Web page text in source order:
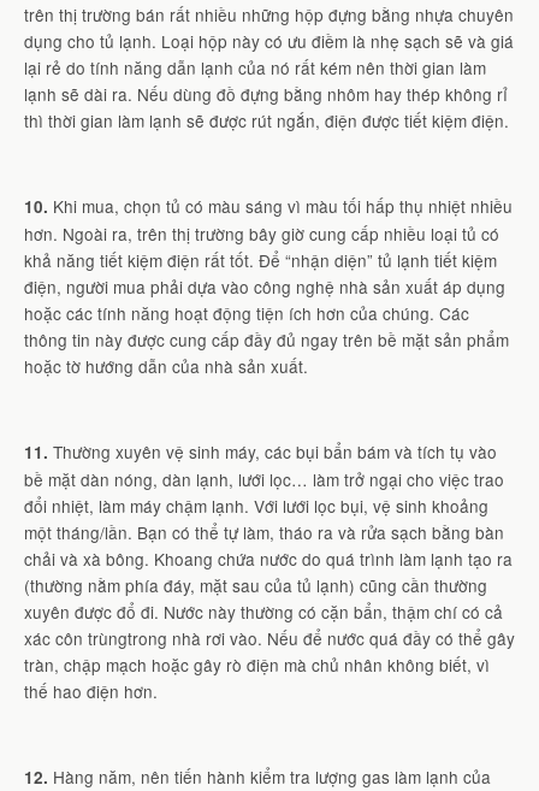
trên thị trường bán rất nhiều những hộp đựng bằng nhựa chuyên
dụng cho tủ lạnh. Loại hộp này có ưu điềm là nhẹ sạch sẽ và giá
lại rẻ do tính năng dẫn lạnh của nó rất kém nên thời gian làm
lạnh sẽ dài ra. Nếu dùng đồ đựng bằng nhôm hay thép không rỉ
thì thời gian làm lạnh sẽ được rút ngắn, điện được tiết kiệm điện.
10. Khi mua, chọn tủ có màu sáng vì màu tối hấp thụ nhiệt nhiều
hơn. Ngoài ra, trên thị trường bây giờ cung cấp nhiều loại tủ có
khả năng tiết kiệm điện rất tốt. Để “nhận diện” tủ lạnh tiết kiệm
điện, người mua phải dựa vào công nghệ nhà sản xuất áp dụng
hoặc các tính năng hoạt động tiện ích hơn của chúng. Các
thông tin này được cung cấp đầy đủ ngay trên bề mặt sản phẩm
hoặc tờ hướng dẫn của nhà sản xuất.
11. Thường xuyên vệ sinh máy, các bụi bẩn bám và tích tụ vào
bề mặt dàn nóng, dàn lạnh, lưới lọc… làm trở ngại cho việc trao
đổi nhiệt, làm máy chậm lạnh. Với lưới lọc bụi, vệ sinh khoảng
một tháng/lần. Bạn có thể tự làm, tháo ra và rửa sạch bằng bàn
chải và xà bông. Khoang chứa nước do quá trình làm lạnh tạo ra
(thường nằm phía đáy, mặt sau của tủ lạnh) cũng cần thường
xuyên được đổ đi. Nước này thường có cặn bẩn, thậm chí có cả
xác côn trùngtrong nhà rơi vào. Nếu để nước quá đầy có thể gây
tràn, chập mạch hoặc gây rò điện mà chủ nhân không biết, vì
thế hao điện hơn.
12. Hàng năm, nên tiến hành kiểm tra lượng gas làm lạnh của